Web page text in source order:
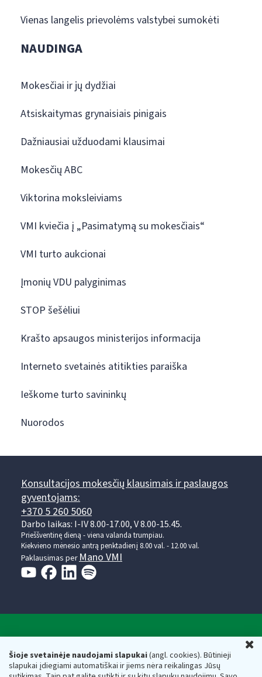
Šioje svetainėje naudojami slapukai(angl. cookies). Būtinieji
slapukai įdiegiami automatiškai ir jiems nėra reikalingas Jūsų
Vienas langelis prievolėms valstybei sumokėti
NAUDINGA
Mokesčiai ir jų dydžiai
Atsiskaitymas grynaisiais pinigais
Dažniausiai užduodami klausimai
Mokesčių ABC
Viktorina moksleiviams
VMI kviečia į „Pasimatymą su mokesčiais“
VMI turto aukcionai
Įmonių VDU palyginimas
STOP šešėliui
Krašto apsaugos ministerijos informacija
Interneto svetainės atitikties paraiška
Ieškome turto savininkų
Nuorodos
Konsultacijos mokesčių klausimais ir paslaugos
gyventojams:
+370 5 260 5060
Darbo laikas: I-IV 8.00-17.00, V 8.00-15.45.
Prieššventinę dieną - viena valanda trumpiau.
Kiekvieno mėnesio antrą penktadienį 8.00 val. - 12.00 val.
Paklausimas perMano VMI
Valstybinė mokesčių inspekcija prie Lietuvos
Respublikos finansų ministerijos
Biudžetinė įstaiga. Juridinio asmens kodas — 188659752,